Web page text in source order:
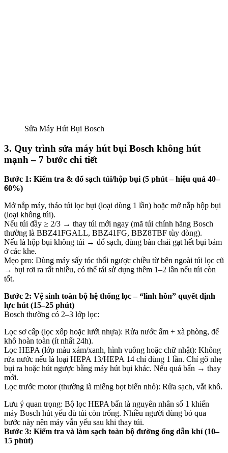
Sửa Máy Hút Bụi Bosch
3. Quy trình sửa máy hút bụi Bosch không hút
mạnh – 7 bước chi tiết
Bước 1: Kiểm tra & đổ sạch túi/hộp bụi (5 phút – hiệu quả 40–
60%)
Mở nắp máy, tháo túi lọc bụi (loại dùng 1 lần) hoặc mở nắp hộp bụi
(loại không túi).
Nếu túi đầy ≥ 2/3 → thay túi mới ngay (mã túi chính hãng Bosch
thường là BBZ41FGALL, BBZ41FG, BBZ8TBF tùy dòng).
Nếu là hộp bụi không túi → đổ sạch, dùng bàn chải gạt hết bụi bám
ở các khe.
Mẹo pro: Dùng máy sấy tóc thổi ngược chiều từ bên ngoài túi lọc cũ
→ bụi rơi ra rất nhiều, có thể tái sử dụng thêm 1–2 lần nếu túi còn
tốt.
Bước 2: Vệ sinh toàn bộ hệ thống lọc – “linh hồn” quyết định
lực hút (15–25 phút)
Bosch thường có 2–3 lớp lọc:
Lọc sơ cấp (lọc xốp hoặc lưới nhựa): Rửa nước ấm + xà phòng, để
khô hoàn toàn (ít nhất 24h).
Lọc HEPA (lớp màu xám/xanh, hình vuông hoặc chữ nhật): Không
rửa nước nếu là loại HEPA 13/HEPA 14 chỉ dùng 1 lần. Chỉ gõ nhẹ
bụi ra hoặc hút ngược bằng máy hút bụi khác. Nếu quá bẩn → thay
mới.
Lọc trước motor (thường là miếng bọt biển nhỏ): Rửa sạch, vắt khô.
Lưu ý quan trọng: Bộ lọc HEPA bẩn là nguyên nhân số 1 khiến
máy Bosch hút yếu dù túi còn trống. Nhiều người dùng bỏ qua
bước này nên máy vẫn yếu sau khi thay túi.
Bước 3: Kiểm tra và làm sạch toàn bộ đường ống dẫn khí (10–
15 phút)